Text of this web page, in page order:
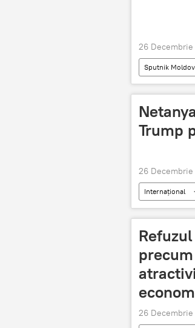
26 Decembrie
Sputnik
Trump
26
Internațional
Benjamin
26